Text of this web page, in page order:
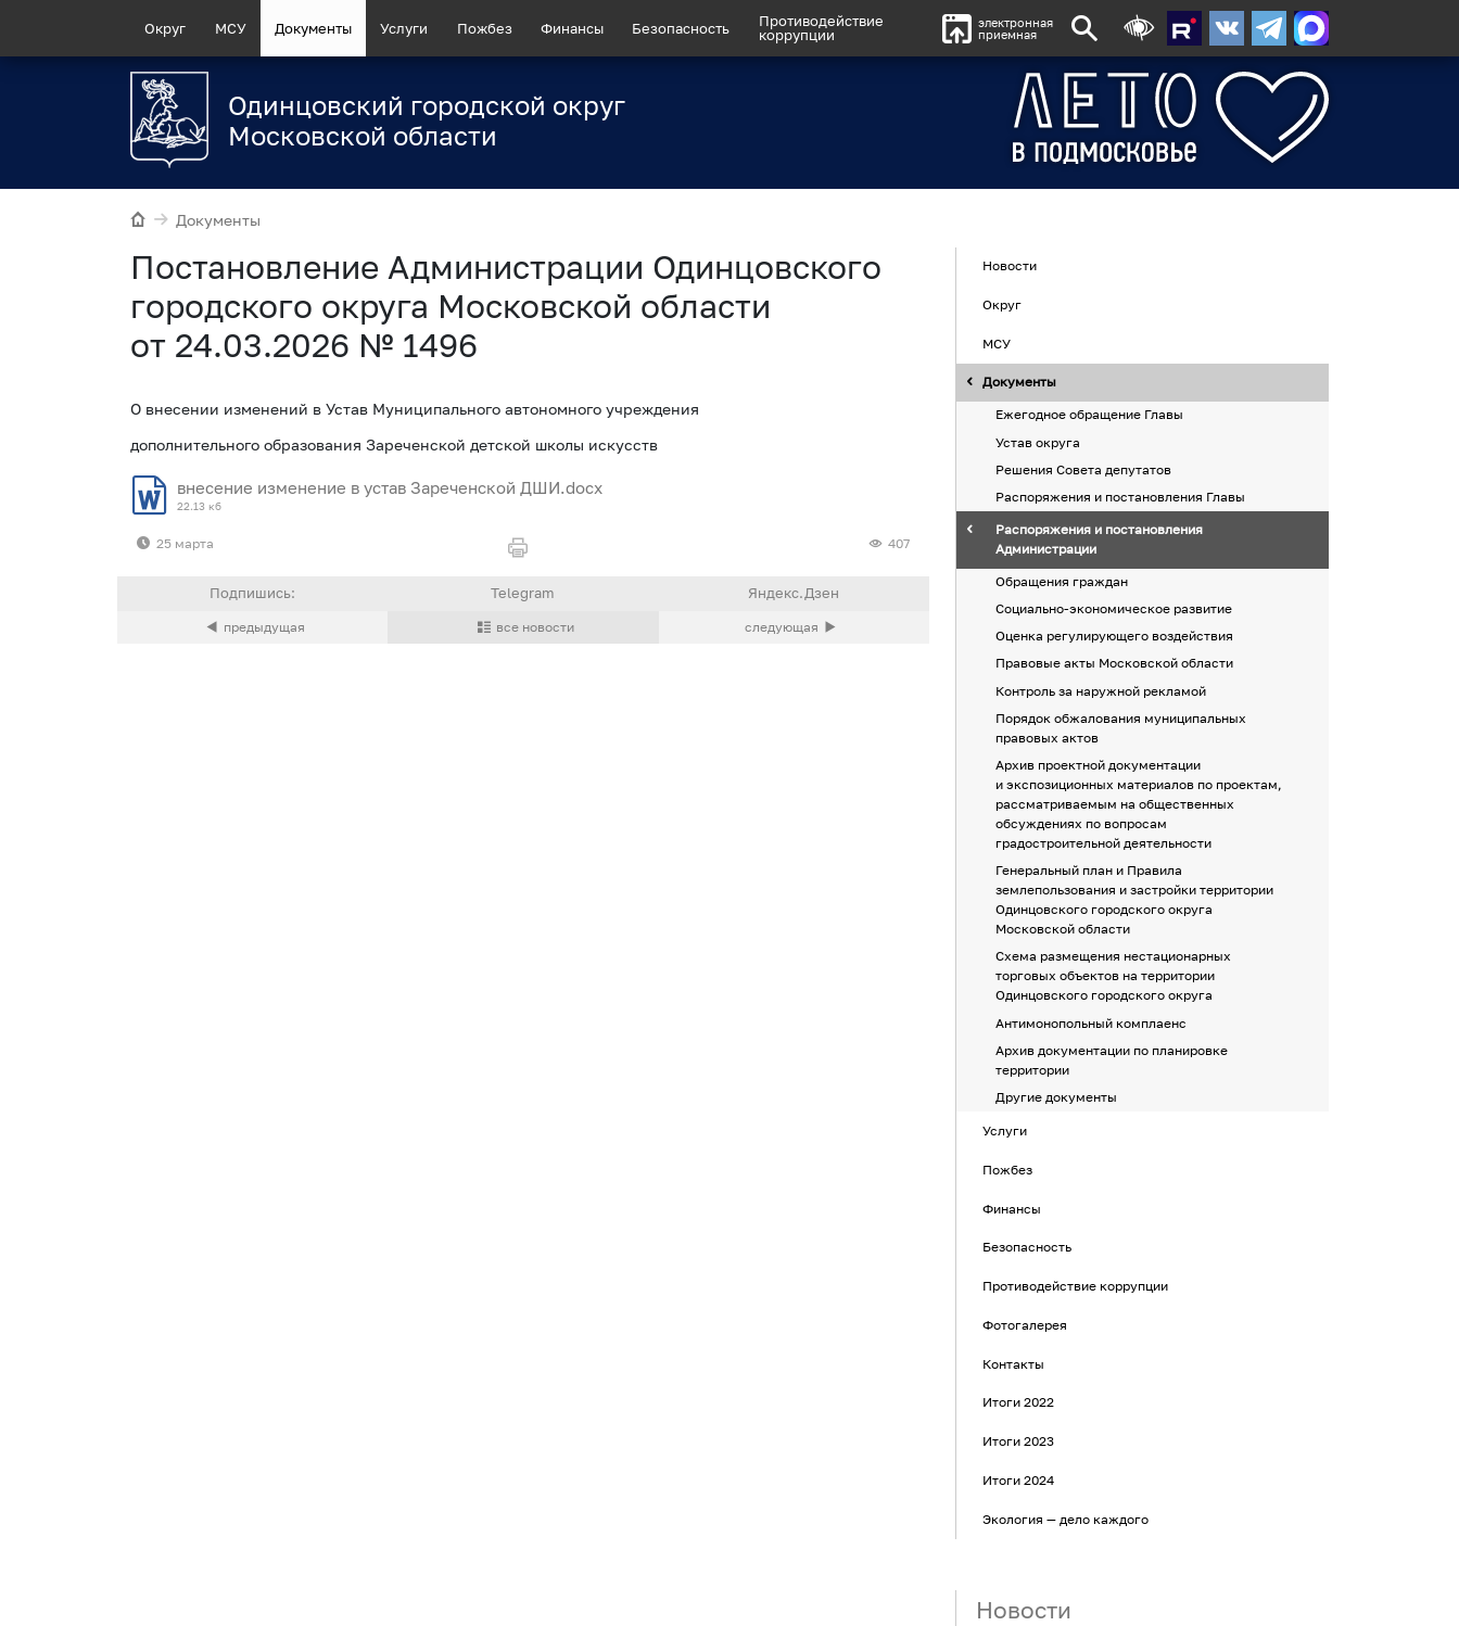
Округ МСУ Документы Услуги Пожбез Финансы Безопасность
Противодействие
коррупции
электронная
приемная
Одинцовский городской округ
Московской области
Документы
Постановление Администрации Одинцовского
городского округа Московской области
от 24.03.2026 № 1496
О внесении изменений в Устав Муниципального автономного учреждения
дополнительного образования Зареченской детской школы искусств
внесение изменение в устав Зареченской ДШИ.docx
22.13 кб
25 марта 407
Новости
Округ
МСУ
Документы
Ежегодное обращение Главы
Устав округа
Решения Совета депутатов
Распоряжения и постановления Главы
Распоряжения и постановления
Администрации
Обращения граждан
Социально-экономическое развитие
Оценка регулирующего воздействия
Правовые акты Московской области
Контроль за наружной рекламой
Порядок обжалования муниципальных
правовых актов
Архив проектной документации
и экспозиционных материалов по проектам,
рассматриваемым на общественных
обсуждениях по вопросам
градостроительной деятельности
Генеральный план и Правила
землепользования и застройки территории
Одинцовского городского округа
Московской области
Схема размещения нестационарных
торговых объектов на территории
Одинцовского городского округа
Антимонопольный комплаенс
Архив документации по планировке
территории
Другие документы
Услуги
Пожбез
Финансы
Безопасность
Противодействие коррупции
Фотогалерея
Контакты
Итоги 2022
Итоги 2023
Итоги 2024
Экология — дело каждого
Новости